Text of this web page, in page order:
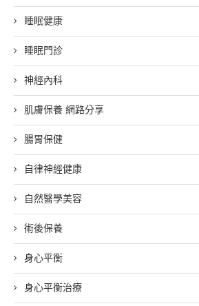
睡眠健康
睡眠門診
神經內科
肌膚保養 網路分享
腸胃保健
自律神經健康
自然醫學美容
術後保養
身心平衡
身心平衡治療